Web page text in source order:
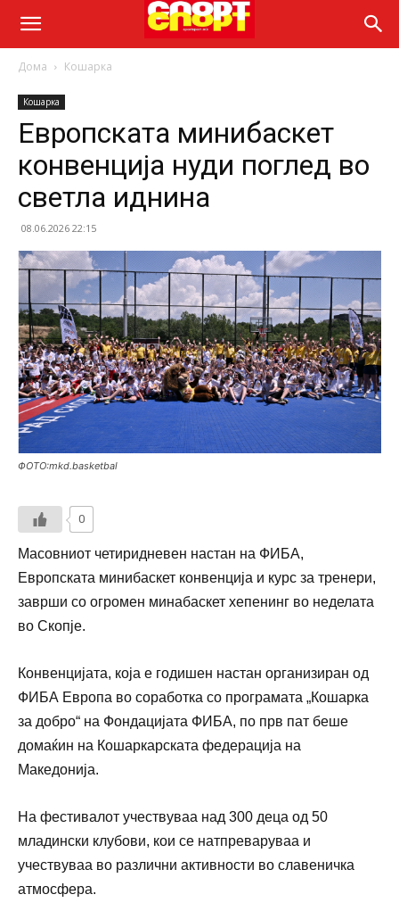
Дома Кошарка
Кошарка
Европската минибаскет
конвенција нуди поглед во
светла иднина
08.06.2026 22:15
ФОТО:mkd.basketbal
0
Масовниот четиридневен настан на ФИБА,
Европската минибаскет конвенција и курс за тренери,
заврши со огромен минабаскет хепенинг во неделата
во Скопје.
Конвенцијата, која е годишен настан организиран од
ФИБА Европа во соработка со програмата „Кошарка
за добро“ на Фондацијата ФИБА, по прв пат беше
домаќин на Кошаркарската федерација на
Македонија.
На фестивалот учествуваа над 300 деца од 50
младински клубови, кои се натпреваруваа и
учествуваа во различни активности во славеничка
атмосфера.